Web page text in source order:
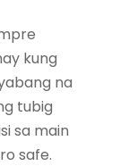
kung
na
tubig
sa main
safe.